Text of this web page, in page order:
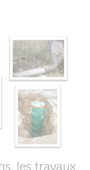
les travaux